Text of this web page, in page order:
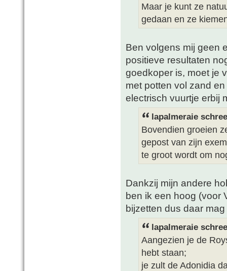
Maar je kunt ze
gedaan en ze
Ben volgens mij geen
positieve resultaten
goedkoper is, moet je
met potten vol zand
electrisch vuurtje erbij
lapalmeraie
Bovendien groeien
gepost van zijn
te groot wordt om
Dankzij mijn andere
ben ik een hoog (voor
bijzetten dus daar
lapalmeraie
Aangezien je de
hebt staan;
je zult de Adonidia